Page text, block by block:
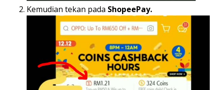
Kemudian tekan pada ShopeePay.